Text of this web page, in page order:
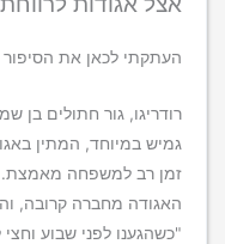
העתקתי לכאן את
רודריגו, גור חתולים בן
גמיש במיוחד, המתין
זמן רב למשפחה מאמצת.
האגודה מחברה קרובה,
"כשהגענו לפני שבוע